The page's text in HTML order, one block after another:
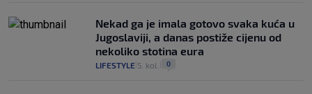
Nekad ga je imala gotovo svaka kuća u
Jugoslaviji, a danas postiže cijenu od
nekoliko stotina eura
LIFESTYLE 5. kol. 0